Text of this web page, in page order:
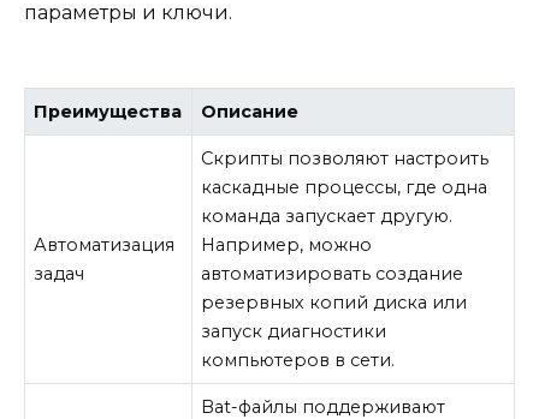
параметры и ключи.
Преимущества Описание
Автоматизация
задач
Скрипты позволяют настроить
каскадные процессы, где одна
команда запускает другую.
Например, можно
автоматизировать создание
резервных копий диска или
запуск диагностики
компьютеров в сети.
Bat-файлы поддерживают